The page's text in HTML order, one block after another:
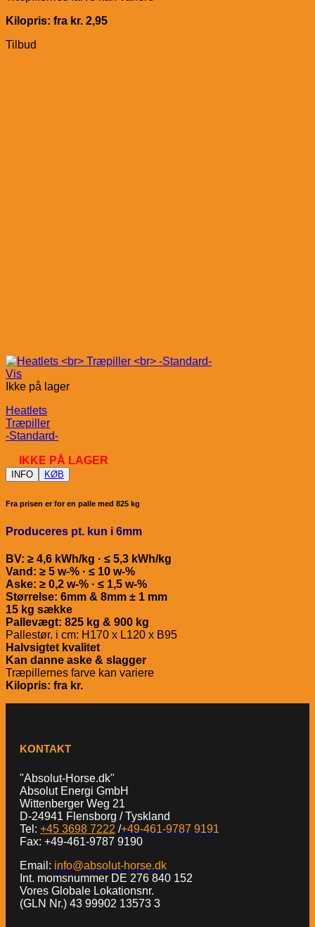
Kilopris: fra kr. 2,95
Tilbud
Vis
Ikke på lager
Heatlets
Træpiller
-Standard-
IKKE PÅ LAGER
INFO KØB
Fra prisen er for en palle med 825 kg
Produceres pt. kun i 6mm
BV: ≥ 4,6 kWh/kg · ≤ 5,3 kWh/kg
Vand: ≥ 5 w-% · ≤ 10 w-%
Aske: ≥ 0,2 w-% · ≤ 1,5 w-%
Størrelse: 6mm & 8mm ± 1 mm
15 kg sække
Pallevægt: 825 kg & 900 kg
Pallestør. i cm: H170 x L120 x B95
Halvsigtet kvalitet
Kan danne aske & slagger
Træpillernes farve kan variere
Kilopris: fra kr.
KONTAKT
"Absolut-Horse.dk"
Absolut Energi GmbH
Wittenberger Weg 21
D-24941 Flensborg / Tyskland
Tel: +45 3698 7222 /+49-461-9787 9191
Fax: +49-461-9787 9190
Email: info@absolut-horse.dk
Int. momsnummer DE 276 840 152
Vores Globale Lokationsnr.
(GLN Nr.) 43 99902 13573 3